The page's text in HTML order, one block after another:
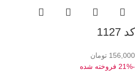
کد 1127
156,000 تومان
-21%
فروخته شده